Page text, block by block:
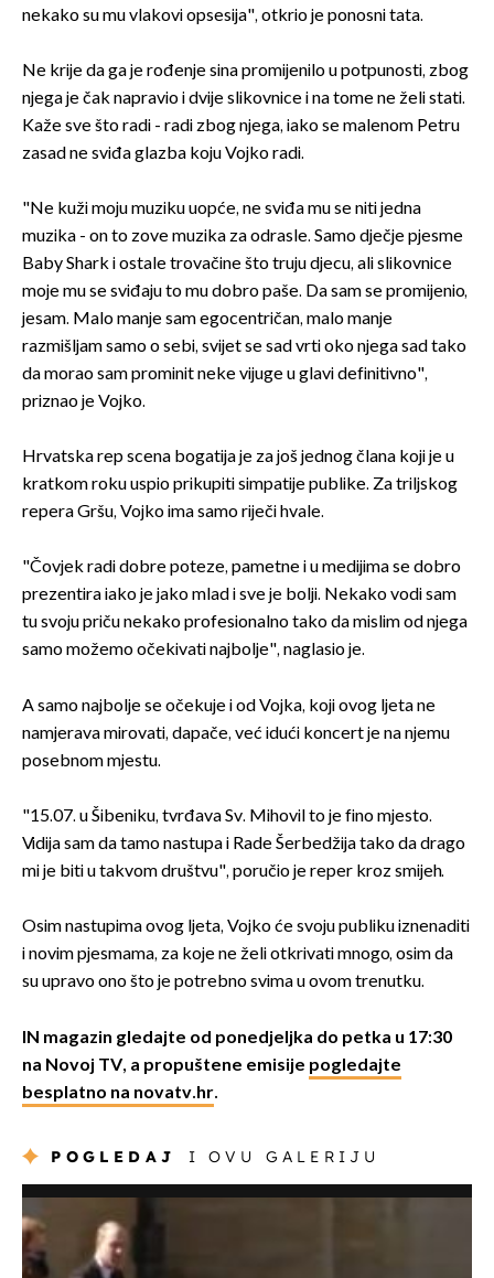
nekako su mu vlakovi opsesija", otkrio je ponosni tata.
Ne krije da ga je rođenje sina promijenilo u potpunosti, zbog
njega je čak napravio i dvije slikovnice i na tome ne želi stati.
Kaže sve što radi - radi zbog njega, iako se malenom Petru
zasad ne sviđa glazba koju Vojko radi.
"Ne kuži moju muziku uopće, ne sviđa mu se niti jedna
muzika - on to zove muzika za odrasle. Samo dječje pjesme
Baby Shark i ostale trovačine što truju djecu, ali slikovnice
moje mu se sviđaju to mu dobro paše. Da sam se promijenio,
jesam. Malo manje sam egocentričan, malo manje
razmišljam samo o sebi, svijet se sad vrti oko njega sad tako
da morao sam prominit neke vijuge u glavi definitivno",
priznao je Vojko.
Hrvatska rep scena bogatija je za još jednog člana koji je u
kratkom roku uspio prikupiti simpatije publike. Za triljskog
repera Gršu, Vojko ima samo riječi hvale.
"Čovjek radi dobre poteze, pametne i u medijima se dobro
prezentira iako je jako mlad i sve je bolji. Nekako vodi sam
tu svoju priču nekako profesionalno tako da mislim od njega
samo možemo očekivati najbolje", naglasio je.
A samo najbolje se očekuje i od Vojka, koji ovog ljeta ne
namjerava mirovati, dapače, već idući koncert je na njemu
posebnom mjestu.
"15.07. u Šibeniku, tvrđava Sv. Mihovil to je fino mjesto.
Vidija sam da tamo nastupa i Rade Šerbedžija tako da drago
mi je biti u takvom društvu", poručio je reper kroz smijeh.
Osim nastupima ovog ljeta, Vojko će svoju publiku iznenaditi
i novim pjesmama, za koje ne želi otkrivati mnogo, osim da
su upravo ono što je potrebno svima u ovom trenutku.
IN magazin gledajte od ponedjeljka do petka u 17:30
na Novoj TV, a propuštene emisije pogledajte
besplatno na novatv.hr.
POGLEDAJ I OVU GALERIJU